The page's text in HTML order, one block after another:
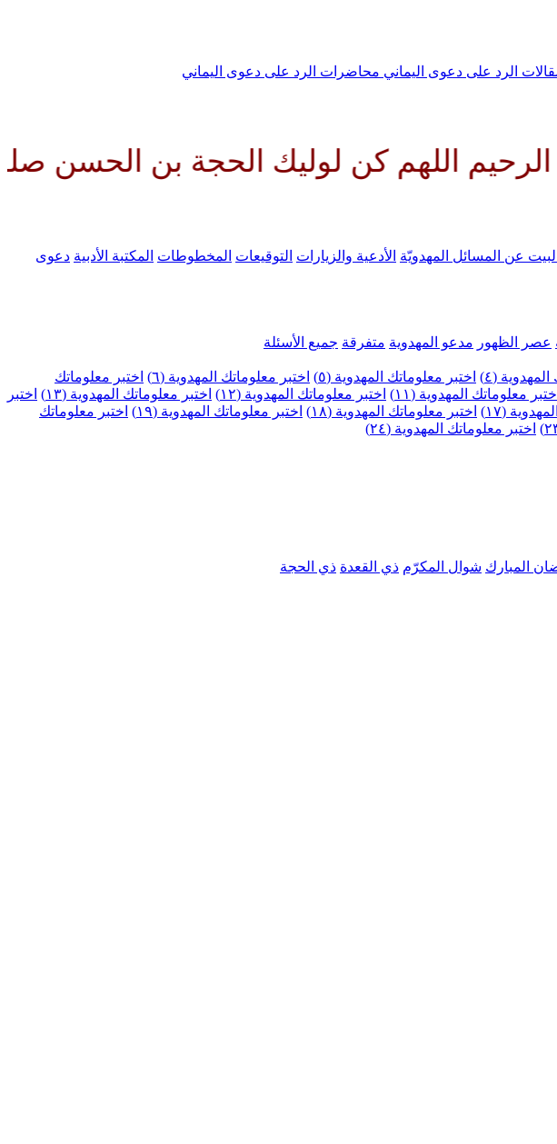
الرد على دعوى اليماني محاضرات الرد على دعوى اليماني
كن لوليك الحجة بن الحسن صلواتك عليه
عن المسائل المهدويّة الأدعية والزيارات التوقيعات المخطوطات المكتبة الأدبية دعوى
عصر الظهور مدعو المهدوية متفرقة جميع الأسئلة
(٤) اختبر معلوماتك المهدوية (٥) اختبر معلوماتك المهدوية (٦)
اختبر معلوماتك
اختبر معلوماتك المهدوية (١١) اختبر معلوماتك المهدوية (١٢) اختبر معلوماتك المهدوية (١٣)
اختبر
(١٧) اختبر معلوماتك المهدوية (١٨) اختبر معلوماتك المهدوية (١٩)
اختبر معلوماتك
اختبر معلوماتك المهدوية (٢٤)
المبارك شوال المكرّم ذي القعدة ذي الحجة